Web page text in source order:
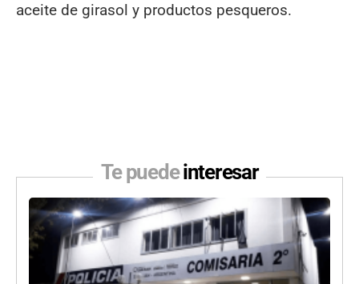
aceite de girasol y productos pesqueros.
Te puedeinteresar